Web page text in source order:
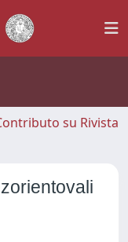
su Rivista